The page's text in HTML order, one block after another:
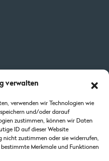
verwalten
verwenden wir Technologien wie
und/oder darauf
zustimmen, können wir Daten
ID auf dieser Website
zustimmen oder sie widerrufen,
Merkmale und Funktionen
EU kofinanziert